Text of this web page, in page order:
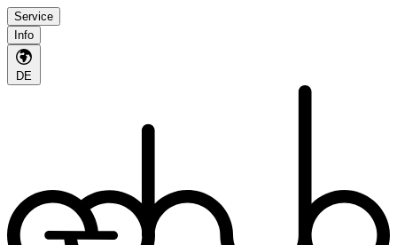
Service
Info
DE